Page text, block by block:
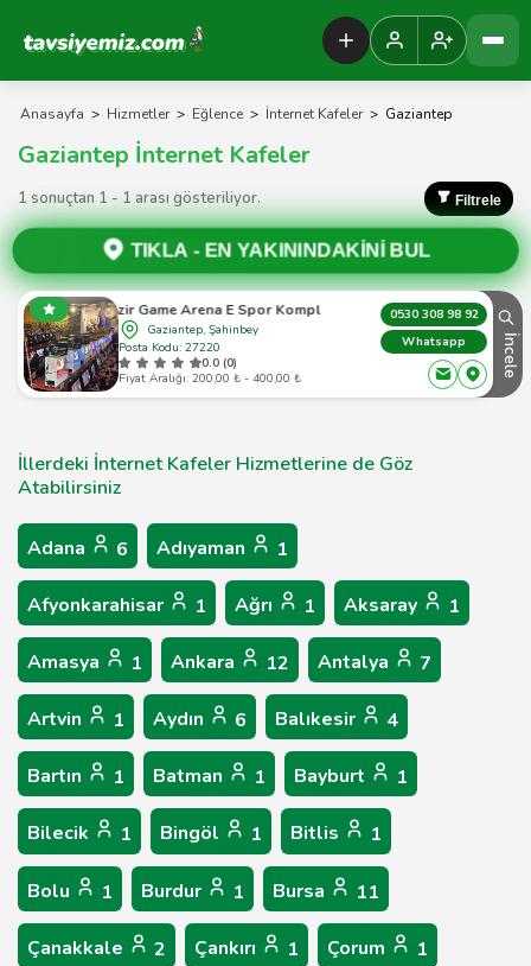
Tavsiyemiz Anasayfa
Anasayfa > Hizmetler > Eğlence > İnternet Kafeler > Gaziantep
Gaziantep İnternet Kafeler
1 sonuçtan 1 - 1 arası gösteriliyor. Filtrele
TIKLA - EN YAKININDAKİNİ BUL
Hizir Game Arena E Spor Kompleksi
Gaziantep, Şahinbey
Posta Kodu: 27220
0.0 (0)
Fiyat Aralığı: 200,00 ₺ - 400,00 ₺
0530 308 98 92
Whatsapp
İncele
İllerdeki İnternet Kafeler Hizmetlerine de Göz
Atabilirsiniz
Adana 6 Adıyaman 1
Afyonkarahisar 1 Ağrı 1 Aksaray 1
Amasya 1 Ankara 12 Antalya 7
Artvin 1 Aydın 6 Balıkesir 4
Bartın 1 Batman 1 Bayburt 1
Bilecik 1 Bingöl 1 Bitlis 1
Bolu 1 Burdur 1 Bursa 11
Çanakkale 2 Çankırı 1 Çorum 1